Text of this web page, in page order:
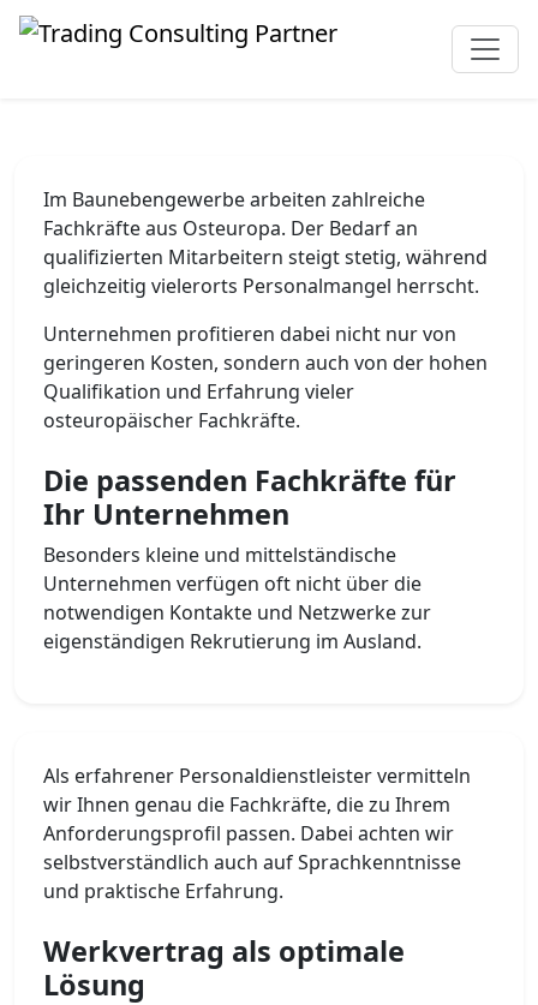
Im Baunebengewerbe arbeiten zahlreiche
Fachkräfte aus Osteuropa. Der Bedarf an
qualifizierten Mitarbeitern steigt stetig, während
gleichzeitig vielerorts Personalmangel herrscht.
Unternehmen profitieren dabei nicht nur von
geringeren Kosten, sondern auch von der hohen
Qualifikation und Erfahrung vieler
osteuropäischer Fachkräfte.
Die passenden Fachkräfte für
Ihr Unternehmen
Besonders kleine und mittelständische
Unternehmen verfügen oft nicht über die
notwendigen Kontakte und Netzwerke zur
eigenständigen Rekrutierung im Ausland.
Als erfahrener Personaldienstleister vermitteln
wir Ihnen genau die Fachkräfte, die zu Ihrem
Anforderungsprofil passen. Dabei achten wir
selbstverständlich auch auf Sprachkenntnisse
und praktische Erfahrung.
Werkvertrag als optimale
Lösung